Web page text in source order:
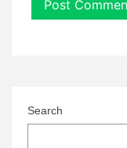
Search